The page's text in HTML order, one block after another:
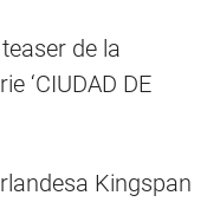
de la
‘CIUDAD DE
Kingspan